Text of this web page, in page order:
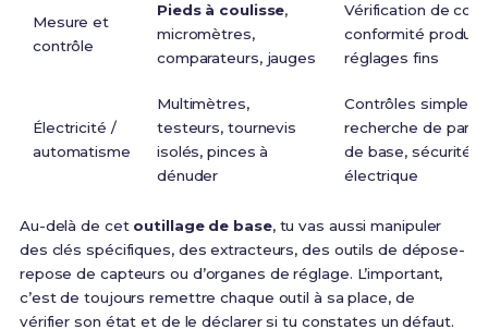
Mesure et
contrôle
Pieds à coulisse,
micromètres,
comparateurs, jauges
Vérification de
conformité produit,
réglages fins
Électricité /
automatisme
Multimètres,
testeurs, tournevis
isolés, pinces à
dénuder
Contrôles simples,
recherche de
de base, sécurité
électrique
Au-delà de cet outillage de base, tu vas aussi manipuler
des clés spécifiques, des extracteurs, des outils de dépose-
repose de capteurs ou d’organes de réglage. L’important,
c’est de toujours remettre chaque outil à sa place, de
vérifier son état et de le déclarer si tu constates un défaut.